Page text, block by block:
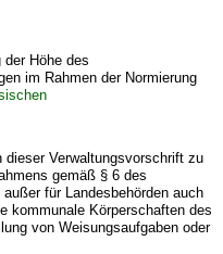
Höhe des
im Rahmen der Normierung
dieser Verwaltungsvorschrift zu
gemäß § 6 des
für Landesbehörden auch
kommunale Körperschaften des
von Weisungsaufgaben oder